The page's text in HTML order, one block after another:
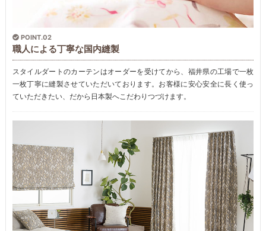
POINT.02
職人による丁寧な国内縫製
スタイルダートのカーテンはオーダーを受けてから、福井県の工場で一枚
一枚丁寧に縫製させていただいております。お客様に安心安全に長く使っ
ていただきたい、だから日本製へこだわりつづけます。